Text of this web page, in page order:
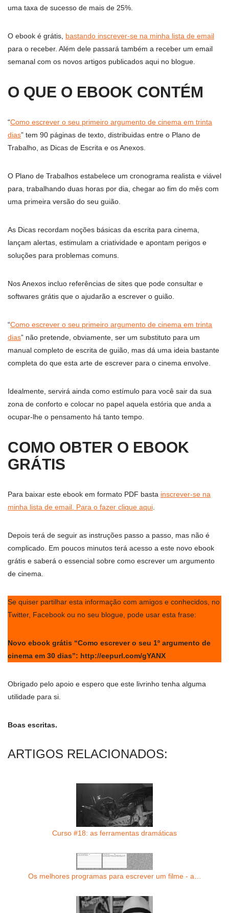
uma taxa de sucesso de mais de 25%.
O ebook é grátis, bastando inscrever-se na minha lista de email
para o receber. Além dele passará também a receber um email
semanal com os novos artigos publicados aqui no blogue.
O QUE O EBOOK CONTÉM
“Como escrever o seu primeiro argumento de cinema em trinta
dias” tem 90 páginas de texto, distribuidas entre o Plano de
Trabalho, as Dicas de Escrita e os Anexos.
O Plano de Trabalhos estabelece um cronograma realista e viável
para, trabalhando duas horas por dia, chegar ao fim do mês com
uma primeira versão do seu guião.
As Dicas recordam noções básicas da escrita para cinema,
lançam alertas, estimulam a criatividade e apontam perigos e
soluções para problemas comuns.
Nos Anexos incluo referências de sites que pode consultar e
softwares grátis que o ajudarão a escrever o guião.
“Como escrever o seu primeiro argumento de cinema em trinta
dias” não pretende, obviamente, ser um substituto para um
manual completo de escrita de guião, mas dá uma ideia bastante
completa do que esta arte de escrever para o cinema envolve.
Idealmente, servirá ainda como estímulo para você sair da sua
zona de conforto e colocar no papel aquela estória que anda a
ocupar-lhe o pensamento há tanto tempo.
COMO OBTER O EBOOK
GRÁTIS
Para baixar este ebook em formato PDF basta inscrever-se na
minha lista de email. Para o fazer clique aqui
Depois terá de seguir as instruções passo a passo, mas não é
complicado. Em poucos minutos terá acesso a este novo ebook
grátis e saberá o essencial sobre como escrever um argumento
de cinema.
Se quiser partilhar esta informação com amigos e conhecidos, no
Twitter, Facebook ou no seu blogue, pode usar esta frase:
Novo ebook grátis “Como escrever o seu 1º argumento de
cinema em 30 dias”: http://eepurl.com/gYANX
Obrigado pelo apoio e espero que este livrinho tenha alguma
utilidade para si.
Boas escritas.
ARTIGOS RELACIONADOS:
Curso #18: as ferramentas dramáticas
Os melhores programas para escrever um filme - a…